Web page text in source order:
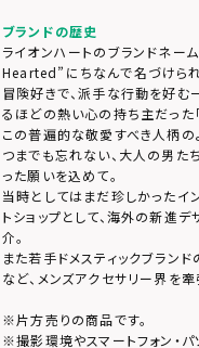
ブランドの歴史
ライオンハートのブランドネー
Hearted”にちなんで名づけられ
冒険好きで、派手な行動を好む
るほどの熱い心の持ち主だった
この普遍的な敬愛すべき人柄の
つまでも忘れない、大人の男た
った願いを込めて。
当時としてはまだ珍しかったイ
トショップとして、海外の新進
介。
また若手ドメスティックブラン
など、メンズアクセサリー界を牽
※片方売りの商品です。
※撮影環境やスマートフォン・